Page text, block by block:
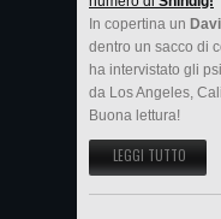
In copertina un
dentro un sacco di
ha intervistato gli
da Los Angeles,
Buona lettura!
LEGGI TUTTO